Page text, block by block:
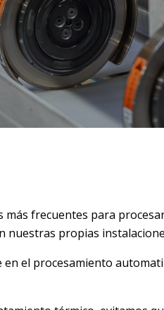
frecuentes para
nuestras propias
el procesamiento